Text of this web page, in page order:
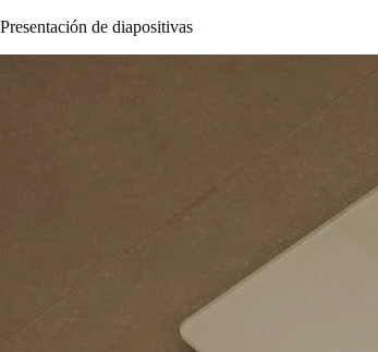
Presentación de diapositivas